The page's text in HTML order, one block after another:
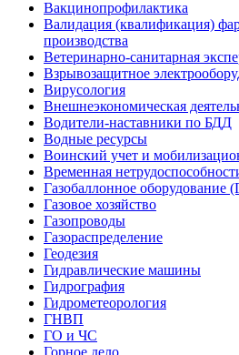
Вакцинопрофилактика
Валидация (квалификация)
производства
Ветеринарно-санитарная
Взрывозащитное
Вирусология
Внешнеэкономическая
Водители-наставники по БДД
Водные ресурсы
Воинский учет и
Временная
Газобаллонное оборудование
Газовое хозяйство
Газопроводы
Газораспределение
Геодезия
Гидравлические машины
Гидрография
Гидрометеорология
ГНВП
ГО и ЧС
Горное дело